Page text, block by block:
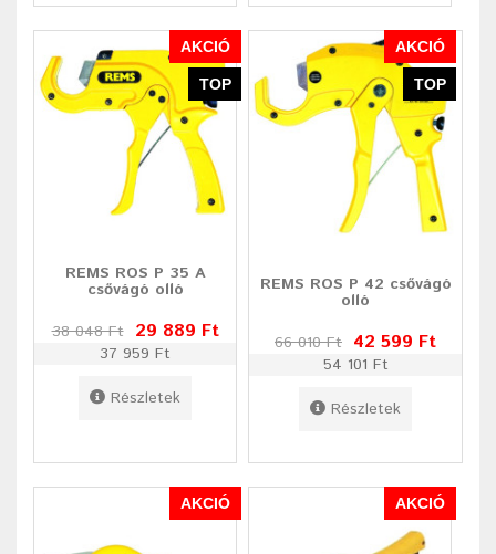
AKCIÓ
TOP
REMS ROS P 35 A
csővágó olló
38 048 Ft 29 889 Ft
37 959 Ft
Részletek
AKCIÓ
TOP
REMS ROS P 42 csővágó
olló
66 010 Ft 42 599 Ft
54 101 Ft
Részletek
AKCIÓ AKCIÓ